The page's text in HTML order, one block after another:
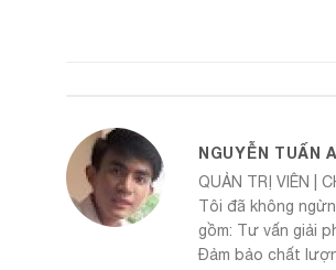
NGUYỄN TUẤN
QUẢN TRỊ VIÊN |
Tôi đã không
gồm: Tư vấn giải
Đảm bảo chất